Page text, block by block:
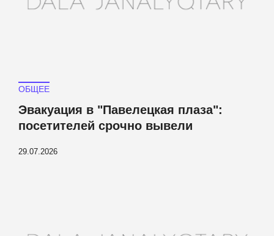
ОБЩЕЕ
Эвакуация в "Павелецкая плаза":
посетителей срочно вывели
29.07.2026